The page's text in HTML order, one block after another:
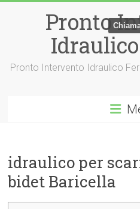
Pronto
Pronto Intervento Idraulico
idraulico per
bidet Baricella